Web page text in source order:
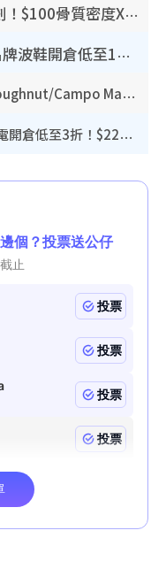
港大推賽馬會強化骨骼計劃！$100骨質密度X光檢查 完成免費運動訓練送超市禮券！附參加資格
開倉優惠 | 尖沙咀海港城名牌波鞋開倉低至1折！On鞋$899起／Joy&Peace鞋履$98起
開倉優惠｜銅鑼灣時代廣場Doughnut/Campo Marzio開倉低至1折！背囊、書包、手袋劈價$200起
廚具開倉｜特福Tefal廚具/家電開倉低至3折！$220起買平底鍋/炒鑊/湯煲！電飯煲/吸塵機/燙斗$418起